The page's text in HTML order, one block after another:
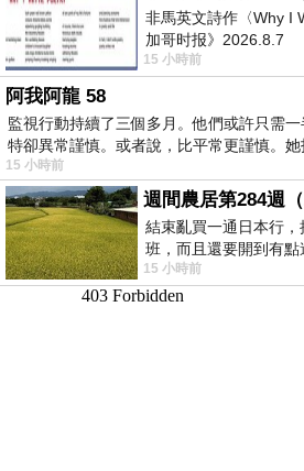
非馬英文詩作〈Why I
加哥时报》2026.8.7
15 小時前
阿我阿龍 58
監視行動持續了三個多月。他們或許只需
特卻異常謹慎。或者說，比平常更謹慎。
15 小時前
結束亂買一通日本行
班，而且還要開到有
花不少錢，星期一出門
15 小時前